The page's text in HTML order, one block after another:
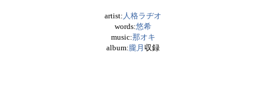
artist: 人格ラヂオ
words:悠希
music:那オキ
album:朧月 収録